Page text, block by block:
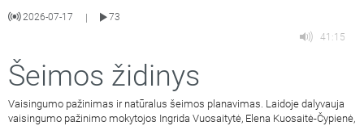
2026-07-17 |
73
41:15
Šeimos židinys
Vaisingumo pažinimas ir natūralus šeimos planavimas. Laidoje dalyvauja
vaisingumo pažinimo mokytojos Ingrida Vuosaitytė, Elena Kuosaitė-Čypienė,